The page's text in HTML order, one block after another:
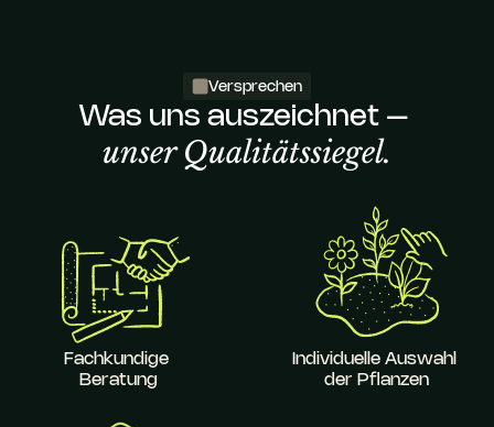
Versprechen
Was uns auszeichnet –
unser Qualitätssiegel.
Fachkundige
Beratung
Individuelle Auswahl
der Pflanzen